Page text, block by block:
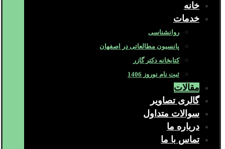
خانه
خدمات
روانشناسی
پانسیون مطالعاتی در اصفهان
کتابخانه دکتر گازر
ثبت نام نوروز 1406
مقالات
گالری تصاویر
سوالات متداول
درباره ما
تماس با ما